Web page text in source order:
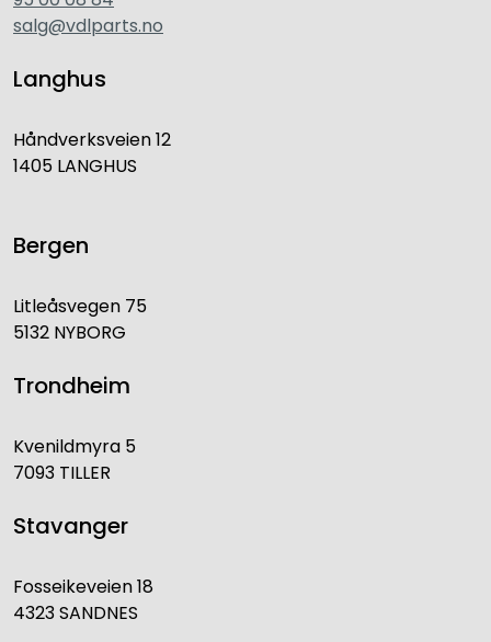
salg@vdlparts.no
Langhus
Håndverksveien 12
1405 LANGHUS
Bergen
Litleåsvegen 75
5132 NYBORG
Trondheim
Kvenildmyra 5
7093 TILLER
Stavanger
Fosseikeveien 18
4323 SANDNES